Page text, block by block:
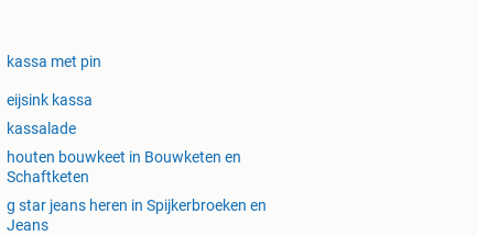
kassa met pin
eijsink kassa
kassalade
houten bouwkeet in Bouwketen en
Schaftketen
g star jeans heren in Spijkerbroeken en
Jeans